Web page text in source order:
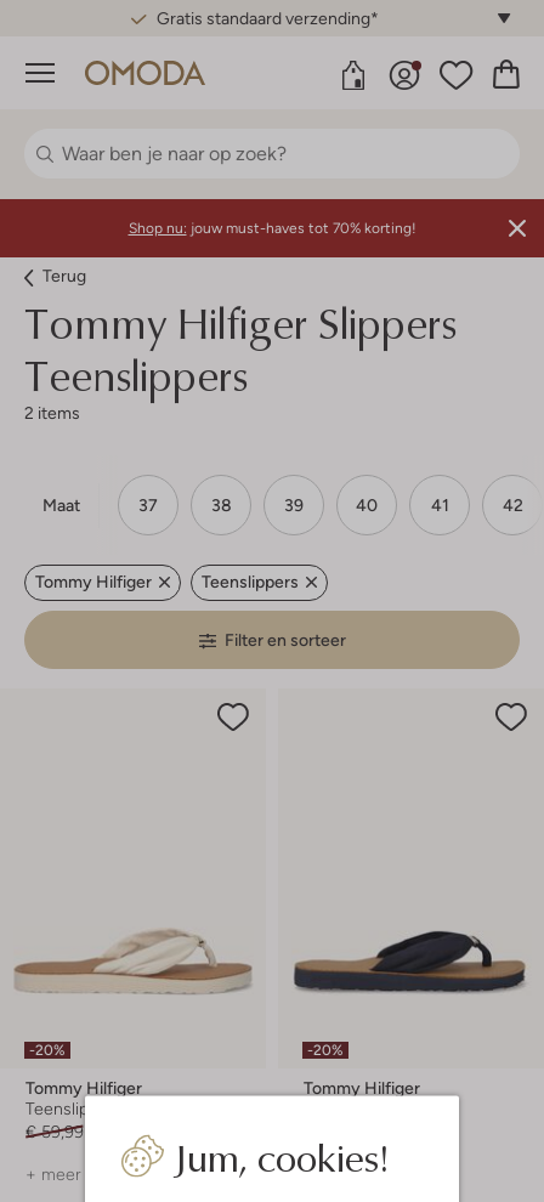
Gratis standaard verzending*
Menu
Jum, cookies!
Shop nu: jouw must-haves tot 70% korting!
Terug
Tommy Hilfiger Slippers
Teenslippers
2 items
Maat 37 38 39 40 41 42
Tommy Hilfiger Teenslippers
Filter en sorteer
-20%
Tommy Hilfiger
Teenslippers
€ 59,99
€ 47,99
+ meer kleuren
-20%
Tommy Hilfiger
+ meer kleuren